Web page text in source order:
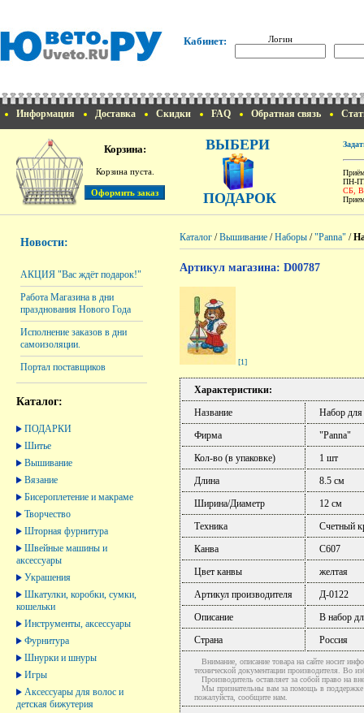
Кабинет: Логин
Информация Доставка Скидки FAQ Обратная связь
Корзина:
Корзина пуста.
ВЫБЕРИ
ПОДАРОК
ПН-
СБ,
Новости:
АКЦИЯ "Вас ждёт подарок!"
Работа Магазина в дни
празднования Нового Года
Исполнение заказов в дни
самоизоляции.
Портал поставщиков
Каталог:
ПОДАРКИ
Шитье
Вышивание
Вязание
Бисероплетение и макраме
Творчество
Шторная фурнитура
Швейные машины и
аксессуары
Украшения
Шкатулки, коробки, сумки,
кошельки
Инструменты, аксессуары
Фурнитура
Шнурки и шнуры
Игры
Аксессуары для волос и
детская бижутерия
Каталог /Вышивание /Наборы /"Panna" /
Артикул магазина: D00787
[1]
Характеристики:
Название
Набор
Фирма
"Panna"
Кол-во (в упаковке)
1 шт
Длина
8.5 см
Ширина/Диаметр
12 см
Техника
Счетный
Канва
С607
Цвет канвы
желтая
Артикул производителя
Д-0122
Описание
В набор
Страна
Россия
Внимание, описание товара на сайте носит
технической документации производителя. Во
Производитель оставляет за собой право на
Мы признательны вам за помощь в поддержке
пожалуйста, сообщите нам.